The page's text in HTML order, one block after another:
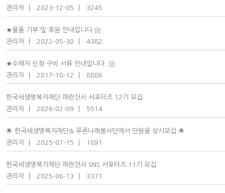
관리자
2023-12-05 3245
★물품 기부 및 후원 안내입니다
관리자
2022-05-30 4382
★수혜자 신청 구비 서류 안내입니다.
관리자
2017-10-12 8886
한국새생명복지재단 파란천사 서포터즈 12기 모집
관리자
2026-02-09 5514
🌟 한국새생명복지재단& 푸른나래봉사단에서 단원을 상시모집 🌟
관리자
2025-07-15 1891
한국새생명복지재단 파란천사 SNS 서포터즈 11기 모집
관리자
2025-06-13 3371